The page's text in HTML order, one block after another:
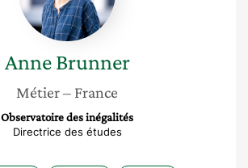
Anne Brunner
Métier– France
Observatoire des inégalités
Directrice des études